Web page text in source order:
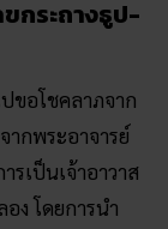
กระถางธูป-
ขอโชคลาภจาก
ากพระอาจารย์
เป็นเจ้าอาวาส
ง โดยการนำ